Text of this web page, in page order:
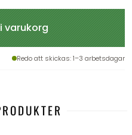
varukorg
Redo att skickas: 1–3 arbetsdagar